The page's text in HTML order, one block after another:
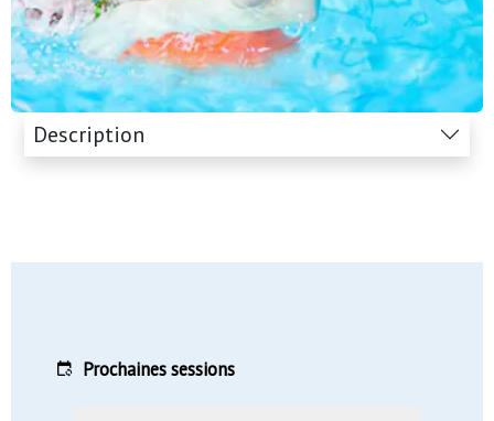
Description
Prochaines sessions